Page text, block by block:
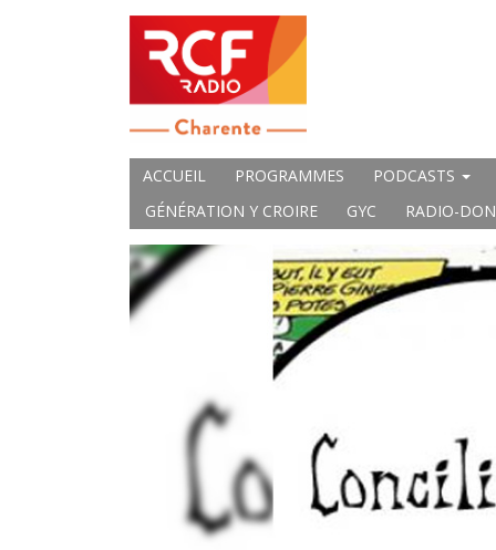
ACCUEIL PROGRAMMES PODCASTS
GÉNÉRATION Y CROIRE
GYC RADIO-